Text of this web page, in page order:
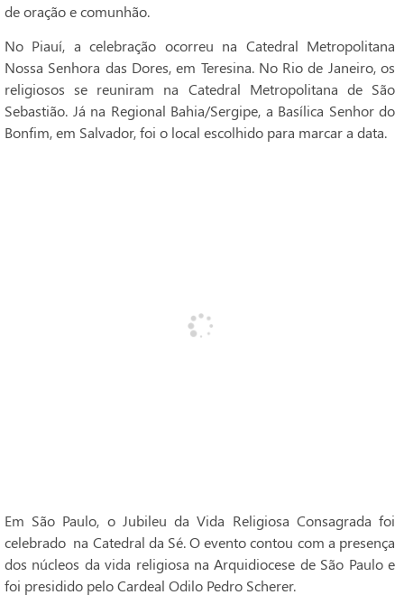
de oração e comunhão.
No Piauí, a celebração ocorreu na Catedral Metropolitana
Nossa Senhora das Dores, em Teresina. No Rio de Janeiro, os
religiosos se reuniram na Catedral Metropolitana de São
Sebastião. Já na Regional Bahia/Sergipe, a Basílica Senhor do
Bonfim, em Salvador, foi o local escolhido para marcar a data.
Em São Paulo, o Jubileu da Vida Religiosa Consagrada foi
celebrado na Catedral da Sé. O evento contou com a presença
dos núcleos da vida religiosa na Arquidiocese de São Paulo e
foi presidido pelo Cardeal Odilo Pedro Scherer.